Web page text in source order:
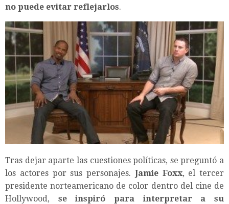
no puede evitar reflejarlos.
Tras dejar aparte las cuestiones políticas, se preguntó a
los actores por sus personajes. Jamie Foxx, el tercer
presidente norteamericano de color dentro del cine de
Hollywood, se inspiró para interpretar a su